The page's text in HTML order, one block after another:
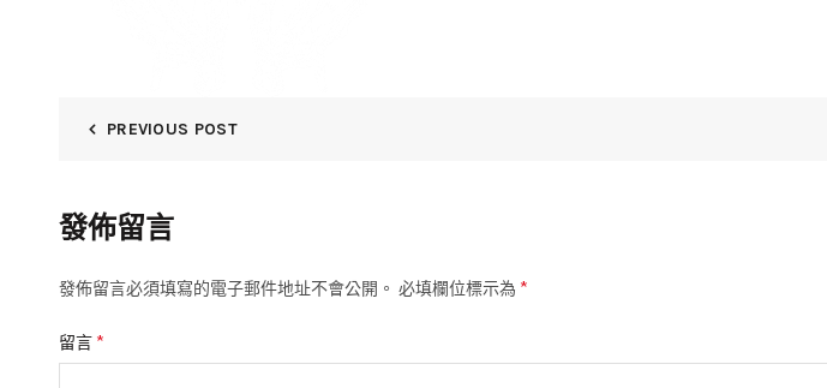
PREVIOUS POST
發佈留言
發佈留言必須填寫的電子郵件地址不會公開。 必填欄位標示為 *
留言 *